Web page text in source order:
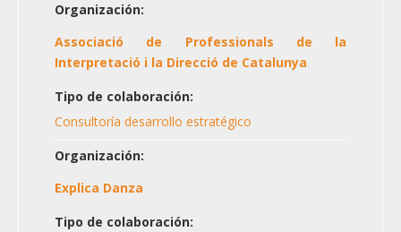
Organización:
Associació de Professionals de la
Interpretació i la Direcció de Catalunya
Tipo de colaboración:
Consultoría desarrollo estratégico
Organización:
Explica Danza
Tipo de colaboración: